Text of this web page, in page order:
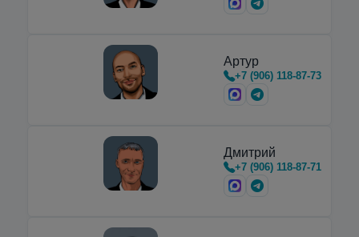
Артур
+7 (906) 118-87-73
Дмитрий
+7 (906) 118-87-71